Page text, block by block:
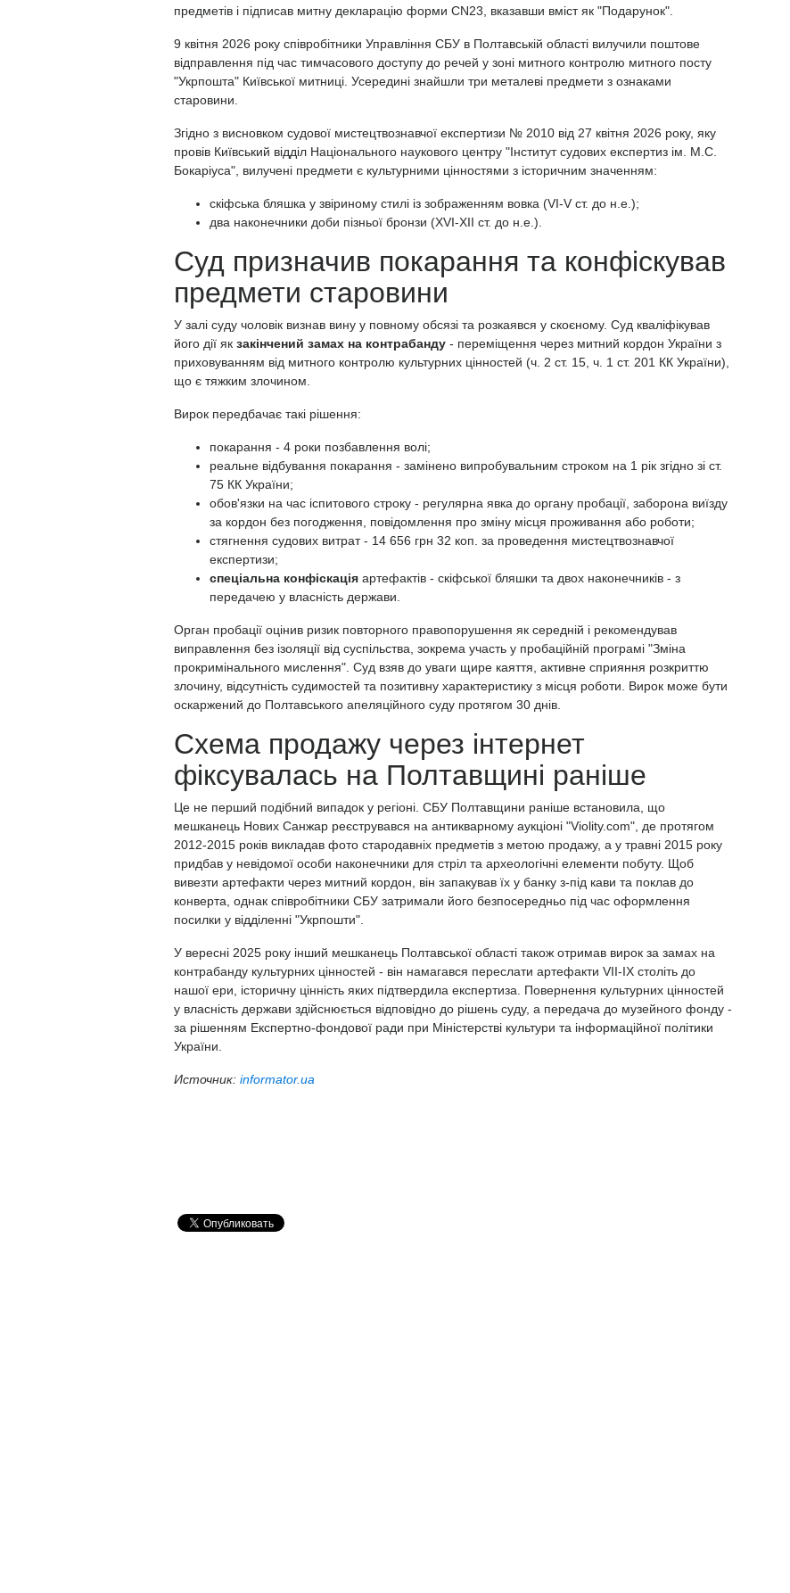
предметів і підписав митну декларацію форми CN23, вказавши вміст як "Подарунок".
9 квітня 2026 року співробітники Управління СБУ в Полтавській області вилучили поштове
відправлення під час тимчасового доступу до речей у зоні митного контролю митного посту
"Укрпошта" Київської митниці. Усередині знайшли три металеві предмети з ознаками
старовини.
Згідно з висновком судової мистецтвознавчої експертизи № 2010 від 27 квітня 2026 року, яку
провів Київський відділ Національного наукового центру "Інститут судових експертиз ім. М.С.
Бокаріуса", вилучені предмети є культурними цінностями з історичним значенням:
скіфська бляшка у звіриному стилі із зображенням вовка (VI-V ст. до н.е.);
два наконечники доби пізньої бронзи (XVI-XII ст. до н.е.).
Суд призначив покарання та конфіскував
предмети старовини
У залі суду чоловік визнав вину у повному обсязі та розкаявся у скоєному. Суд кваліфікував
його дії як закінчений замах на контрабанду - переміщення через митний кордон України з
приховуванням від митного контролю культурних цінностей (ч. 2 ст. 15, ч. 1 ст. 201 КК України),
що є тяжким злочином.
Вирок передбачає такі рішення:
покарання - 4 роки позбавлення волі;
реальне відбування покарання - замінено випробувальним строком на 1 рік згідно зі ст.
75 КК України;
обов'язки на час іспитового строку - регулярна явка до органу пробації, заборона виїзду
за кордон без погодження, повідомлення про зміну місця проживання або роботи;
стягнення судових витрат - 14 656 грн 32 коп. за проведення мистецтвознавчої
експертизи;
спеціальна конфіскація артефактів - скіфської бляшки та двох наконечників - з
передачею у власність держави.
Орган пробації оцінив ризик повторного правопорушення як середній і рекомендував
виправлення без ізоляції від суспільства, зокрема участь у пробаційній програмі "Зміна
прокримінального мислення". Суд взяв до уваги щире каяття, активне сприяння розкриттю
злочину, відсутність судимостей та позитивну характеристику з місця роботи. Вирок може бути
оскаржений до Полтавського апеляційного суду протягом 30 днів.
Схема продажу через інтернет
фіксувалась на Полтавщині раніше
Це не перший подібний випадок у регіоні. СБУ Полтавщини раніше встановила, що
мешканець Нових Санжар реєструвався на антикварному аукціоні "Violity.com", де протягом
2012-2015 років викладав фото стародавніх предметів з метою продажу, а у травні 2015 року
придбав у невідомої особи наконечники для стріл та археологічні елементи побуту. Щоб
вивезти артефакти через митний кордон, він запакував їх у банку з-під кави та поклав до
конверта, однак співробітники СБУ затримали його безпосередньо під час оформлення
посилки у відділенні "Укрпошти".
У вересні 2025 року інший мешканець Полтавської області також отримав вирок за замах на
контрабанду культурних цінностей - він намагався переслати артефакти VII-IX століть до
нашої ери, історичну цінність яких підтвердила експертиза. Повернення культурних цінностей
у власність держави здійснюється відповідно до рішень суду, а передача до музейного фонду -
за рішенням Експертно-фондової ради при Міністерстві культури та інформаційної політики
України.
Источник: informator.ua